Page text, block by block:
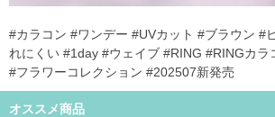
#カラコン #ワンデー #UVカット #ブラウン #
れにくい #1day #ウェイブ #RING #RINGカラ
#フラワーコレクション #202507新発売
オススメ商品